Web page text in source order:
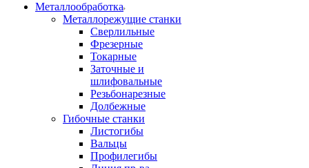
Металлообработка
Металлорежущие станки
Сверлильные
Фрезерные
Токарные
Заточные и
шлифовальные
Резьбонарезные
Долбежные
Гибочные станки
Листогибы
Вальцы
Профилегибы